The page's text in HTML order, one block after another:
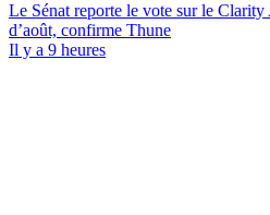
Le Sénat reporte le vote sur le Clarity
d’août, confirme Thune
Il y a 9 heures